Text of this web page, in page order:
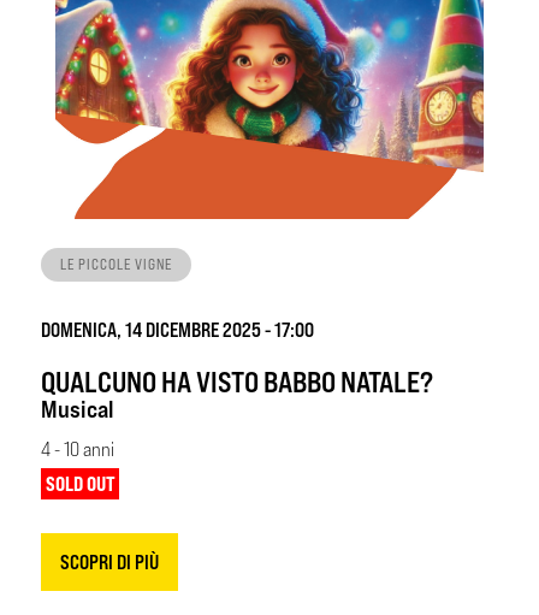
LE PICCOLE VIGNE
DOMENICA, 14 DICEMBRE 2025 - 17:00
QUALCUNO HA VISTO BABBO NATALE?
Musical
4 - 10 anni
SOLD OUT
SCOPRI DI PIÙ